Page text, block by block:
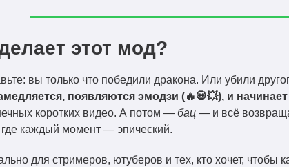
этот мод?
вы только что победили дракона. Или убили
появляются эмодзи (🔥💀💥), и
коротких видео. А потом — бац — и всё
каждый момент — эпический.
для стримеров, ютуберов и тех, кто хочет, чтобы